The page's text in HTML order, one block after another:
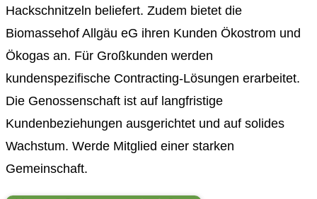
Hackschnitzeln beliefert. Zudem bietet die
Biomassehof Allgäu eG ihren Kunden Ökostrom und
Ökogas an. Für Großkunden werden
kundenspezifische Contracting-Lösungen erarbeitet.
Die Genossenschaft ist auf langfristige
Kundenbeziehungen ausgerichtet und auf solides
Wachstum. Werde Mitglied einer starken
Gemeinschaft.